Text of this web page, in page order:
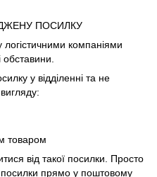
ПОСИЛКУ
логістичними компаніями
у відділенні та не
товаром
від такої посилки. Просто
посилки прямо у поштовому